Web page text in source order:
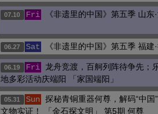
07.10 Fri 《非遗里的中国》第五季 山东
06.27 Sat 《非遗里的中国》第五季 福建
06.19 Fri 龙舟竞渡，百舸列阵待争先；
地多彩活动庆端阳 「家国端阳」
05.31 Sun
探秘青铜重器何尊，解码“中国
文物实证！ 「金石探文明」 第5期 何尊